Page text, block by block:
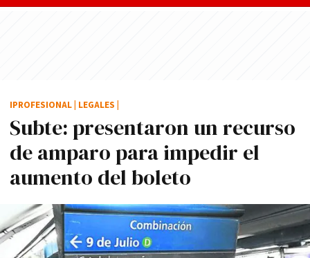
Subte: presentaron un recurso
de amparo para impedir el
aumento del boleto
IPROFESIONAL LEGALES